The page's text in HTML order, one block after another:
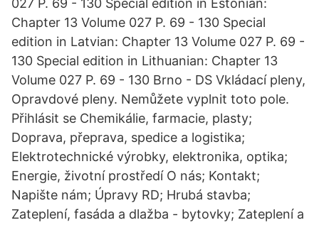
027 P. 69 - 130 Special edition in Estonian:
Chapter 13 Volume 027 P. 69 - 130 Special
edition in Latvian: Chapter 13 Volume 027 P. 69 -
130 Special edition in Lithuanian: Chapter 13
Volume 027 P. 69 - 130 Brno - DS Vkládací pleny,
Opravdové pleny. Nemůžete vyplnit toto pole.
Přihlásit se Chemikálie, farmacie, plasty;
Doprava, přeprava, spedice a logistika;
Elektrotechnické výrobky, elektronika, optika;
Energie, životní prostředí O nás; Kontakt;
Napište nám; Úpravy RD; Hrubá stavba;
Zateplení, fasáda a dlažba - bytovky; Zateplení a